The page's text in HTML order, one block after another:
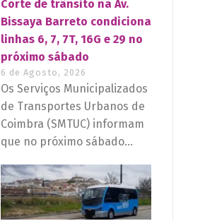
Corte de trânsito na Av.
Bissaya Barreto condiciona
linhas 6, 7, 7T, 16G e 29 no
próximo sábado
6 de Agosto, 2026
Os Serviços Municipalizados
de Transportes Urbanos de
Coimbra (SMTUC) informam
que no próximo sábado...